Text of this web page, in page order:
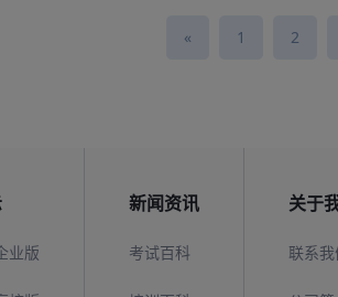
« 1 2
业版
新闻资讯
考试百科
关于
联系我